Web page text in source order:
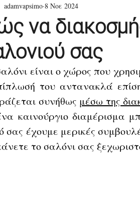
Εσωτερικός Σχεδιασμός
να
σας
adamvapsimo 8 Νοε 2024
είναι ο χώρος που
του αντανακλά
συνήθως μέσω της
καινούργιο διαμέρισμα
σας έχουμε μερικές
το σαλόνι σας